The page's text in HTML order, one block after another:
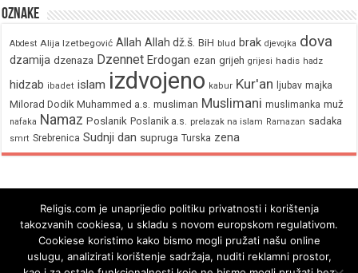
Oznake
Abdest Alija Izetbegović Allah Allah dž.š. BiH blud brak djevojka dova
dzamija dzenaza Dzennet Erdogan ezan grijeh grijesi hadis hadz
hidzab ibadet islam izdvojeno kabur Kur'an ljubav majka
Milorad Dodik Muhammed a.s. musliman Muslimani muslimanka muž
nafaka Namaz Poslanik Poslanik a.s. prelazak na islam Ramazan sadaka
smrt Srebrenica Sudnji dan supruga Turska zena
Religis.com je unaprijedio politiku privatnosti i korištenja
takozvanih cookiesa, u skladu s novom europskom regulativom.
Cookiese koristimo kako bismo mogli pružati našu online
uslugu, analizirati korištenje sadržaja, nuditi reklamni prostor,